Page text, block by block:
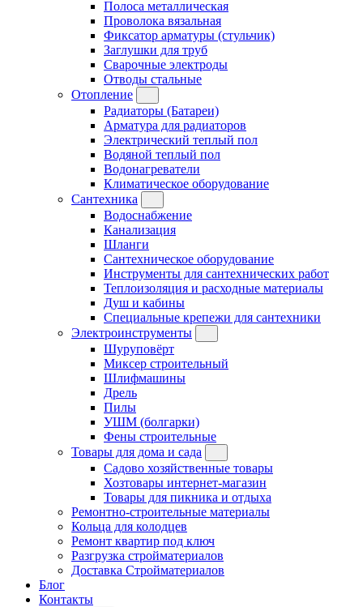
Полоса металлическая
Проволока вязальная
Фиксатор арматуры (стульчик)
Заглушки для труб
Сварочные электроды
Отводы стальные
Отопление
Радиаторы (Батареи)
Арматура для радиаторов
Электрический теплый пол
Водяной теплый пол
Водонагреватели
Климатическое оборудование
Сантехника
Водоснабжение
Канализация
Шланги
Сантехническое оборудование
Инструменты для сантехнических работ
Теплоизоляция и расходные материалы
Душ и кабины
Специальные крепежи для сантехники
Электроинструменты
Шуруповёрт
Миксер строительный
Шлифмашины
Дрель
Пилы
УШМ (болгарки)
Фены строительные
Товары для дома и сада
Садово хозяйственные товары
Хозтовары интернет-магазин
Товары для пикника и отдыха
Ремонтно-строительные материалы
Кольца для колодцев
Ремонт квартир под ключ
Разгрузка стройматериалов
Доставка Стройматериалов
Блог
Контакты